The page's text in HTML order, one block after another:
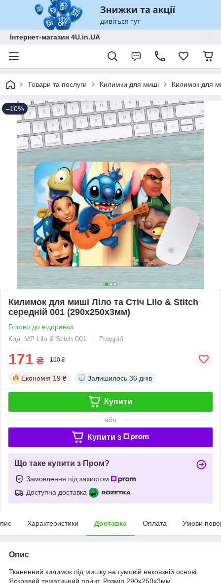
Інтернет-магазин 4U.in.UA
Товари та послуги Килимки для миші Килимок для
–10%
Килимок для миші Ліло та Стіч Lilo & Stitch
середній 001 (290х250х3мм)
Готово до відправки
Код: MP Lilo & Stitch 001
Роздріб
171 ₴ 190 ₴
Економія 19 ₴ Залишилось 36 днів
Купити
або
Купити з
Що таке купити з Пром?
Замовлення під захистом
Доступна доставка
Характеристики Доставка Оплата Умови
Опис
Тканинний килимок під мишку на гумовій нековзній основі.
Яскравий тематичний принт. Розмір 290х250х3мм